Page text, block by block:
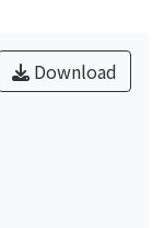
Download